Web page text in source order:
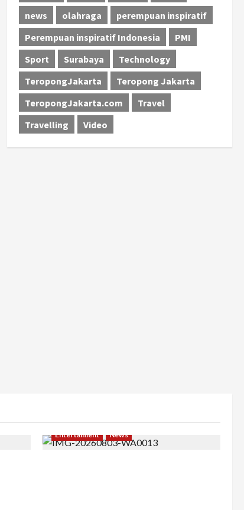
news
olahraga
perempuan inspiratif
Perempuan inspiratif Indonesia
PMI
Sport
Surabaya
Technology
TeropongJakarta
Teropong Jakarta
TeropongJakarta.com
Travel
Travelling
Video
Entertaiment News